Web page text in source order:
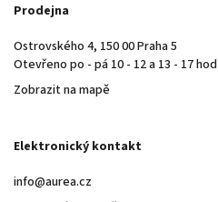
Prodejna
Ostrovského 4, 150 00 Praha 5
Otevřeno po - pá 10 - 12 a 13 - 17 hod
Zobrazit na mapě
Elektronický kontakt
info@aurea.cz